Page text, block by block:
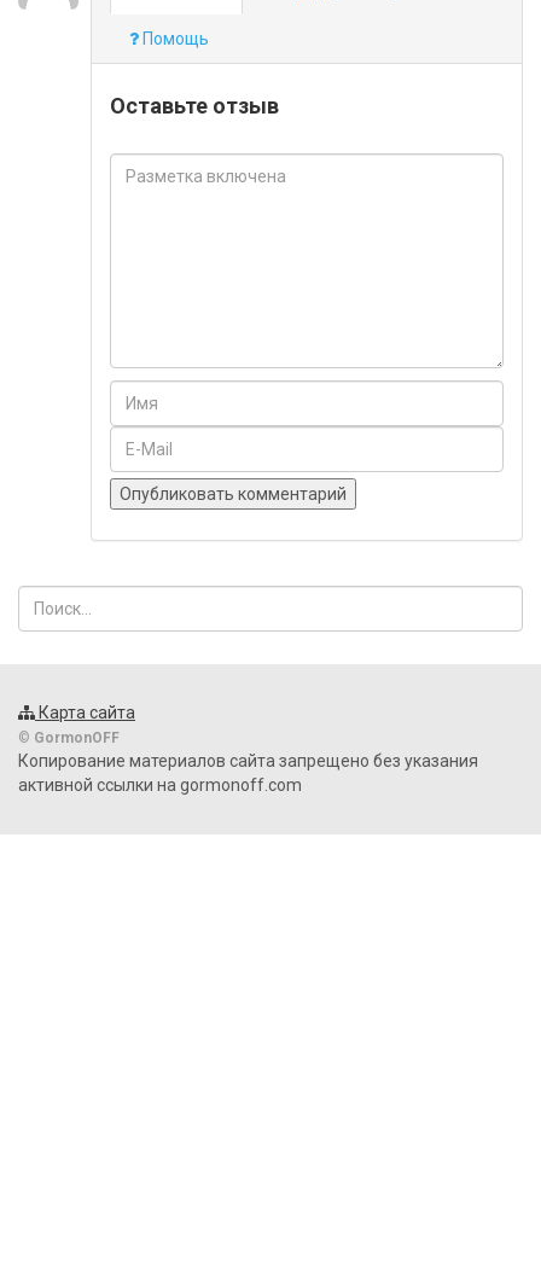
Помощь
Оставьте отзыв
Карта сайта
© GormonOFF
Копирование материалов сайта запрещено без указания
активной ссылки на gormonoff.com